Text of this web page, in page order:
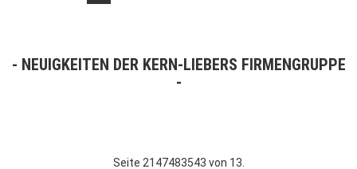
NEUIGKEITEN DER KERN-LIEBERS FIRMENGRUPPE
Seite 2147483543 von 13.